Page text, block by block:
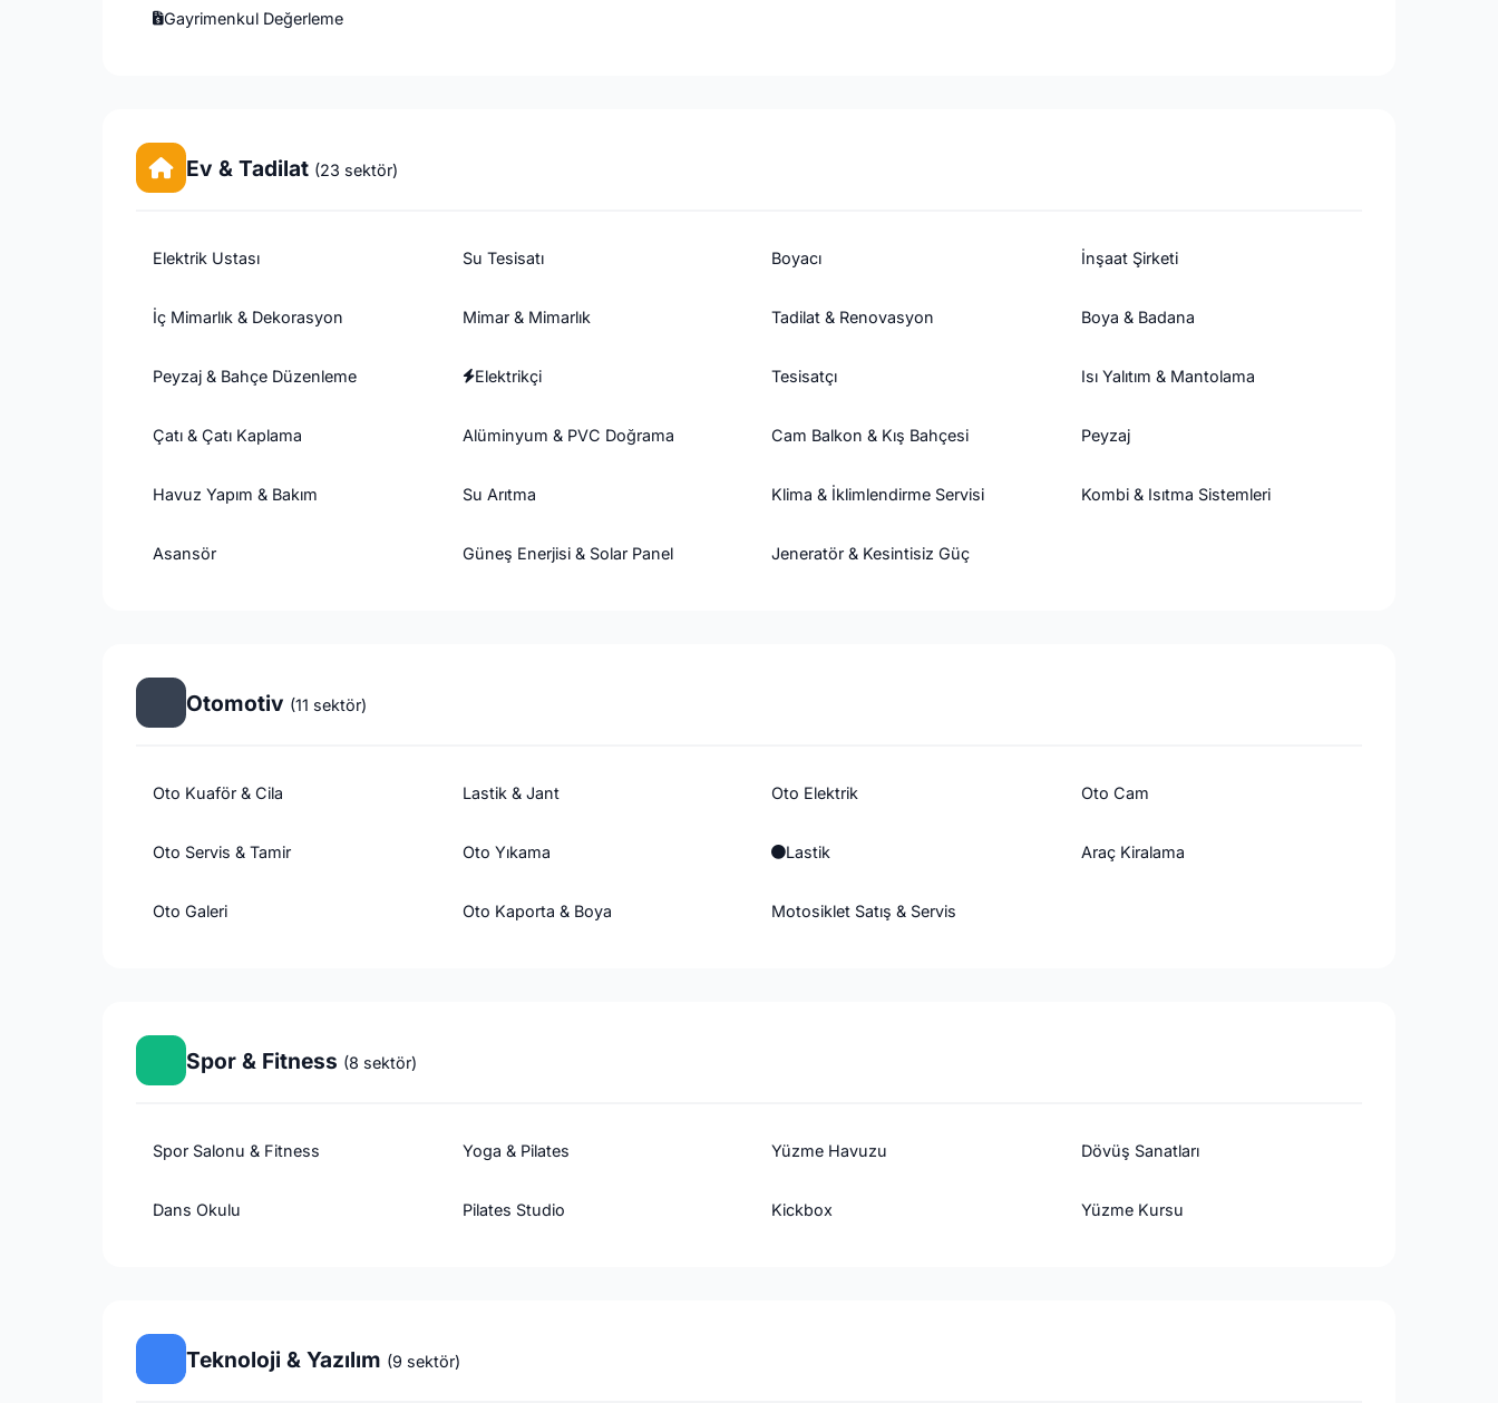
Gayrimenkul Değerleme
Ev & Tadilat (23 sektör)
Elektrik Ustası Su Tesisatı Boyacı İnşaat Şirketi
İç Mimarlık & Dekorasyon Mimar & Mimarlık Tadilat & Renovasyon Boya & Badana
Peyzaj & Bahçe Düzenleme Elektrikçi Tesisatçı Isı Yalıtım & Mantolama
Çatı & Çatı Kaplama Alüminyum & PVC Doğrama Cam Balkon & Kış Bahçesi Peyzaj
Havuz Yapım & Bakım Su Arıtma Klima & İklimlendirme Servisi Kombi & Isıtma Sistemleri
Asansör Güneş Enerjisi & Solar Panel Jeneratör & Kesintisiz Güç
Otomotiv (11 sektör)
Oto Kuaför & Cila Lastik & Jant Oto Elektrik Oto Cam
Oto Servis & Tamir Oto Yıkama Lastik Araç Kiralama
Oto Galeri Oto Kaporta & Boya Motosiklet Satış & Servis
Spor & Fitness (8 sektör)
Spor Salonu & Fitness Yoga & Pilates Yüzme Havuzu Dövüş Sanatları
Dans Okulu Pilates Studio Kickbox Yüzme Kursu
Teknoloji & Yazılım (9 sektör)